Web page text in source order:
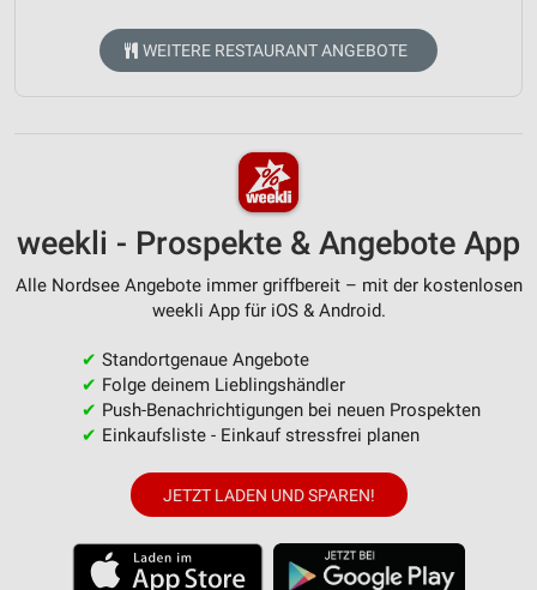
WEITERE RESTAURANT ANGEBOTE
weekli - Prospekte & Angebote App
Alle Nordsee Angebote immer griffbereit – mit der kostenlosen
weekli App für iOS & Android.
✔ Standortgenaue Angebote
✔ Folge deinem Lieblingshändler
✔ Push-Benachrichtigungen bei neuen Prospekten
✔ Einkaufsliste - Einkauf stressfrei planen
JETZT LADEN UND SPAREN!